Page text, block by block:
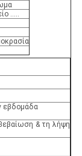
.....
εβδομάδα
& τη λήψη